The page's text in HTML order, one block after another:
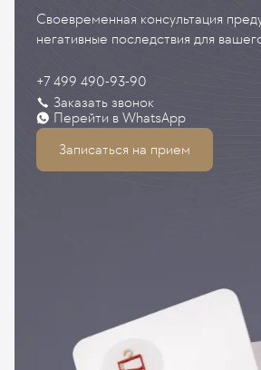
Своевременная консультация
негативные последствия для
Записаться на прием
+7 499 490-93-90
Перейти в WhatsApp
Заказать звонок